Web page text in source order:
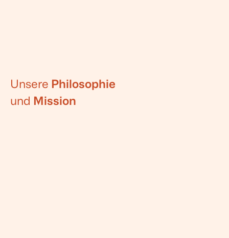
Unsere Philosophie
und Mission